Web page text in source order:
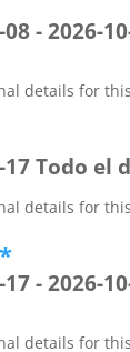
- 2026-
details for
17 Todo el
details for
- 2026-
details for